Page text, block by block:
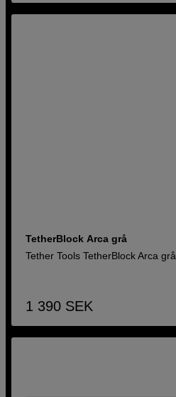
TetherBlock Arca grå
Tether Tools TetherBlock Arca grå
1 390 SEK